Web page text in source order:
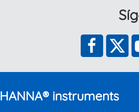
HANNA® instruments